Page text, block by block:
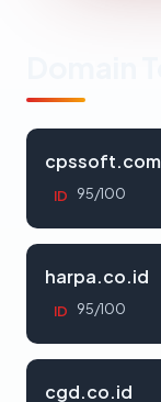
cpssoft.com
ID 95/100
harpa.co.id
ID 95/100
cgd.co.id